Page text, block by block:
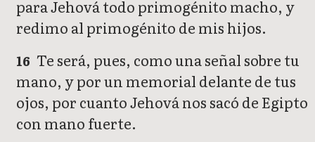
para Jehová todo primogénito macho, y
redimo al primogénito de mis hijos.
16 Te será, pues, como una señal sobre tu
mano, y por un memorial delante de tus
ojos, por cuanto Jehová nos sacó de Egipto
con mano fuerte.